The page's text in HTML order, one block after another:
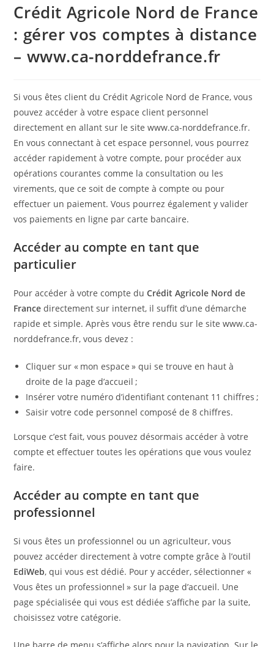
Crédit Agricole Nord de France
: gérer vos comptes à distance
– www.ca-norddefrance.fr
Si vous êtes client du Crédit Agricole Nord de France, vous
pouvez accéder à votre espace client personnel
directement en allant sur le site www.ca-norddefrance.fr.
En vous connectant à cet espace personnel, vous pourrez
accéder rapidement à votre compte, pour procéder aux
opérations courantes comme la consultation ou les
virements, que ce soit de compte à compte ou pour
effectuer un paiement. Vous pourrez également y valider
vos paiements en ligne par carte bancaire.
Accéder au compte en tant que
particulier
Pour accéder à votre compte duCrédit Agricole Nord de
France directement sur internet, il suffit d’une démarche
rapide et simple. Après vous être rendu sur le site www.ca-
norddefrance.fr, vous devez :
Cliquer sur « mon espace » qui se trouve en haut à
droite de la page d’accueil ;
Insérer votre numéro d’identifiant contenant 11 chiffres ;
Saisir votre code personnel composé de 8 chiffres.
Lorsque c’est fait, vous pouvez désormais accéder à votre
compte et effectuer toutes les opérations que vous voulez
faire.
Accéder au compte en tant que
professionnel
Si vous êtes un professionnel ou un agriculteur, vous
pouvez accéder directement à votre compte grâce à l’outil
EdiWeb, qui vous est dédié. Pour y accéder, sélectionner «
Vous êtes un professionnel » sur la page d’accueil. Une
page spécialisée qui vous est dédiée s’affiche par la suite,
choisissez votre catégorie.